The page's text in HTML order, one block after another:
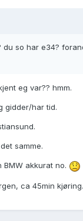
du so har e34?
eg var?? hmm.
gidder/har tid.
samme.
BMW akkurat no.
ca 45min kjøring.